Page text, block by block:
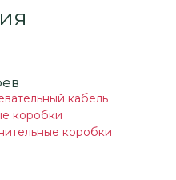
кабель
коробки
коробки